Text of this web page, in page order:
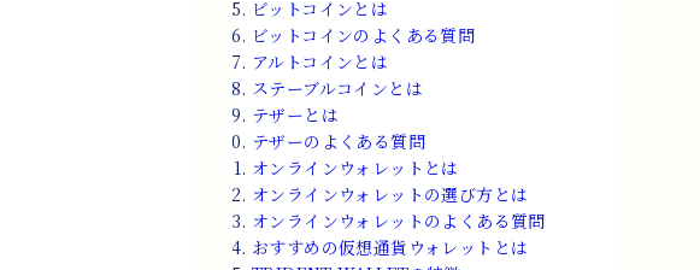
ビットコインとは
ビットコインのよくある質問
アルトコインとは
ステーブルコインとは
テザーとは
テザーのよくある質問
オンラインウォレットとは
オンラインウォレットの選び方とは
オンラインウォレットのよくある質問
おすすめの仮想通貨ウォレットとは